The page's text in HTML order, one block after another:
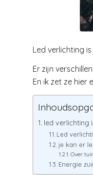
Led verlichting
Er zijn
En ik zet ze hier
led verlichting
Led
je kan er
Over
Energie